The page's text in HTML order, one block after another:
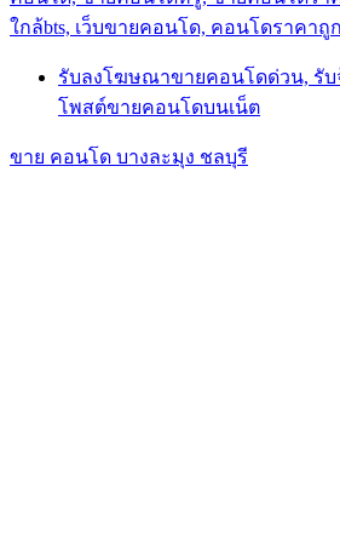
ใกล้bts, เว็บขายคอนโด, คอนโดราคาถู
รับลงโฆษณาขายคอนโดด่วน, รับ
โพสต์ขายคอนโดบนเน็ต
ขาย คอนโด บางละมุง ชลบุรี